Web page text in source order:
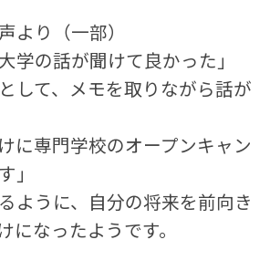
より（一部）
学の話が聞けて良かった」
して、メモを取りながら話が
に専門学校のオープンキャン
」
ように、自分の将来を前向き
になったようです。